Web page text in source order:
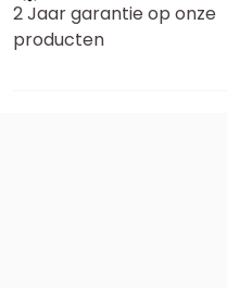
2 Jaar garantie op onze
producten